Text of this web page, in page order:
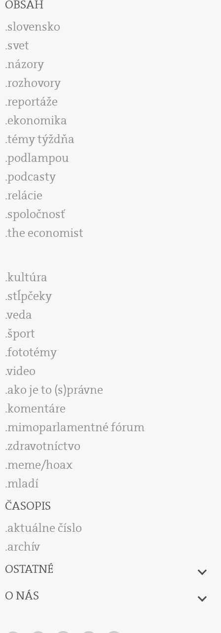
OBSAH
slovensko
svet
názory
rozhovory
reportáže
ekonomika
témy týždňa
podlampou
podcasty
relácie
spoločnosť
the economist
kultúra
stĺpčeky
veda
šport
fototémy
video
ako je to (s)právne
komentáre
mimoparlamentné fórum
zdravotníctvo
meme/hoax
mladí
ČASOPIS
aktuálne číslo
archív
OSTATNÉ
O NÁS